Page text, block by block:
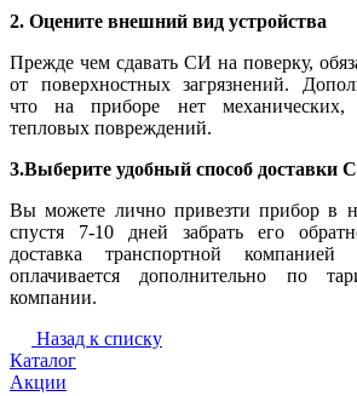
2. Оцените внешний вид устройства
Прежде чем сдавать СИ на поверку,
от поверхностных загрязнений.
что на приборе нет механических,
тепловых повреждений.
3.Выберите удобный способ доставки
Вы можете лично привезти прибор в
спустя 7-10 дней забрать его
доставка транспортной
оплачивается дополнительно по
компании.
Назад к списку
Каталог
Акции